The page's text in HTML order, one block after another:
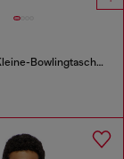
1DR Dome-Kleine-Bowlingtasche aus Veloursleder